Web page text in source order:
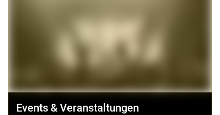
Events & Veranstaltungen